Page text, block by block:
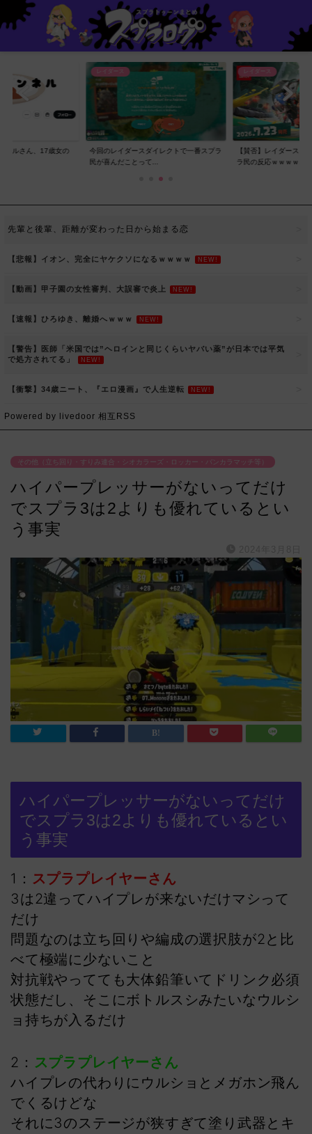
ネルさん、17歳女の
レイダース
今回のレイダースダイレクトで一番スプラ
民が喜んだことって...
レイダース
【賛否】レイダースダ
ラ民の反応ｗｗｗｗ...
先輩と後輩、距離が変わった日から始まる恋
【悲報】イオン、完全にヤケクソになるｗｗｗｗ NEW!
【動画】甲子園の女性審判、大誤審で炎上 NEW!
【速報】ひろゆき、離婚へｗｗｗ NEW!
【警告】医師「米国では”ヘロインと同じくらいヤバい薬”が日本では平気
で処方されてる」
NEW!
【衝撃】34歳ニート、『エロ漫画』で人生逆転 NEW!
Powered by livedoor 相互RSS
その他（立ち回り・すりみ連合・シオカラーズ・ロッカー・バンカラマッチ等）
ハイパープレッサーがないってだけ
でスプラ3は2よりも優れているとい
う事実
ハイパープレッサーがないってだけ
でスプラ3は2よりも優れているとい
う事実
1： スプラプレイヤーさん
3は2違ってハイプレが来ないだけマシって
だけ
問題なのは立ち回りや編成の選択肢が2と比
べて極端に少ないこと
対抗戦やってても大体鉛筆いてドリンク必須
状態だし、そこにボトルスシみたいなウルシ
ョ持ちが入るだけ
2： スプラプレイヤーさん
ハイプレの代わりにウルショとメガホン飛ん
でくるけどな
それに3のステージが狭すぎて塗り武器とキ